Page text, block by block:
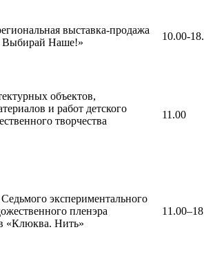
выставка-продажа
Выбирай Наше!»
10.00-
объектов,
и работ детского
творчества
11.00
экспериментального
пленэра
«Клюква. Нить»